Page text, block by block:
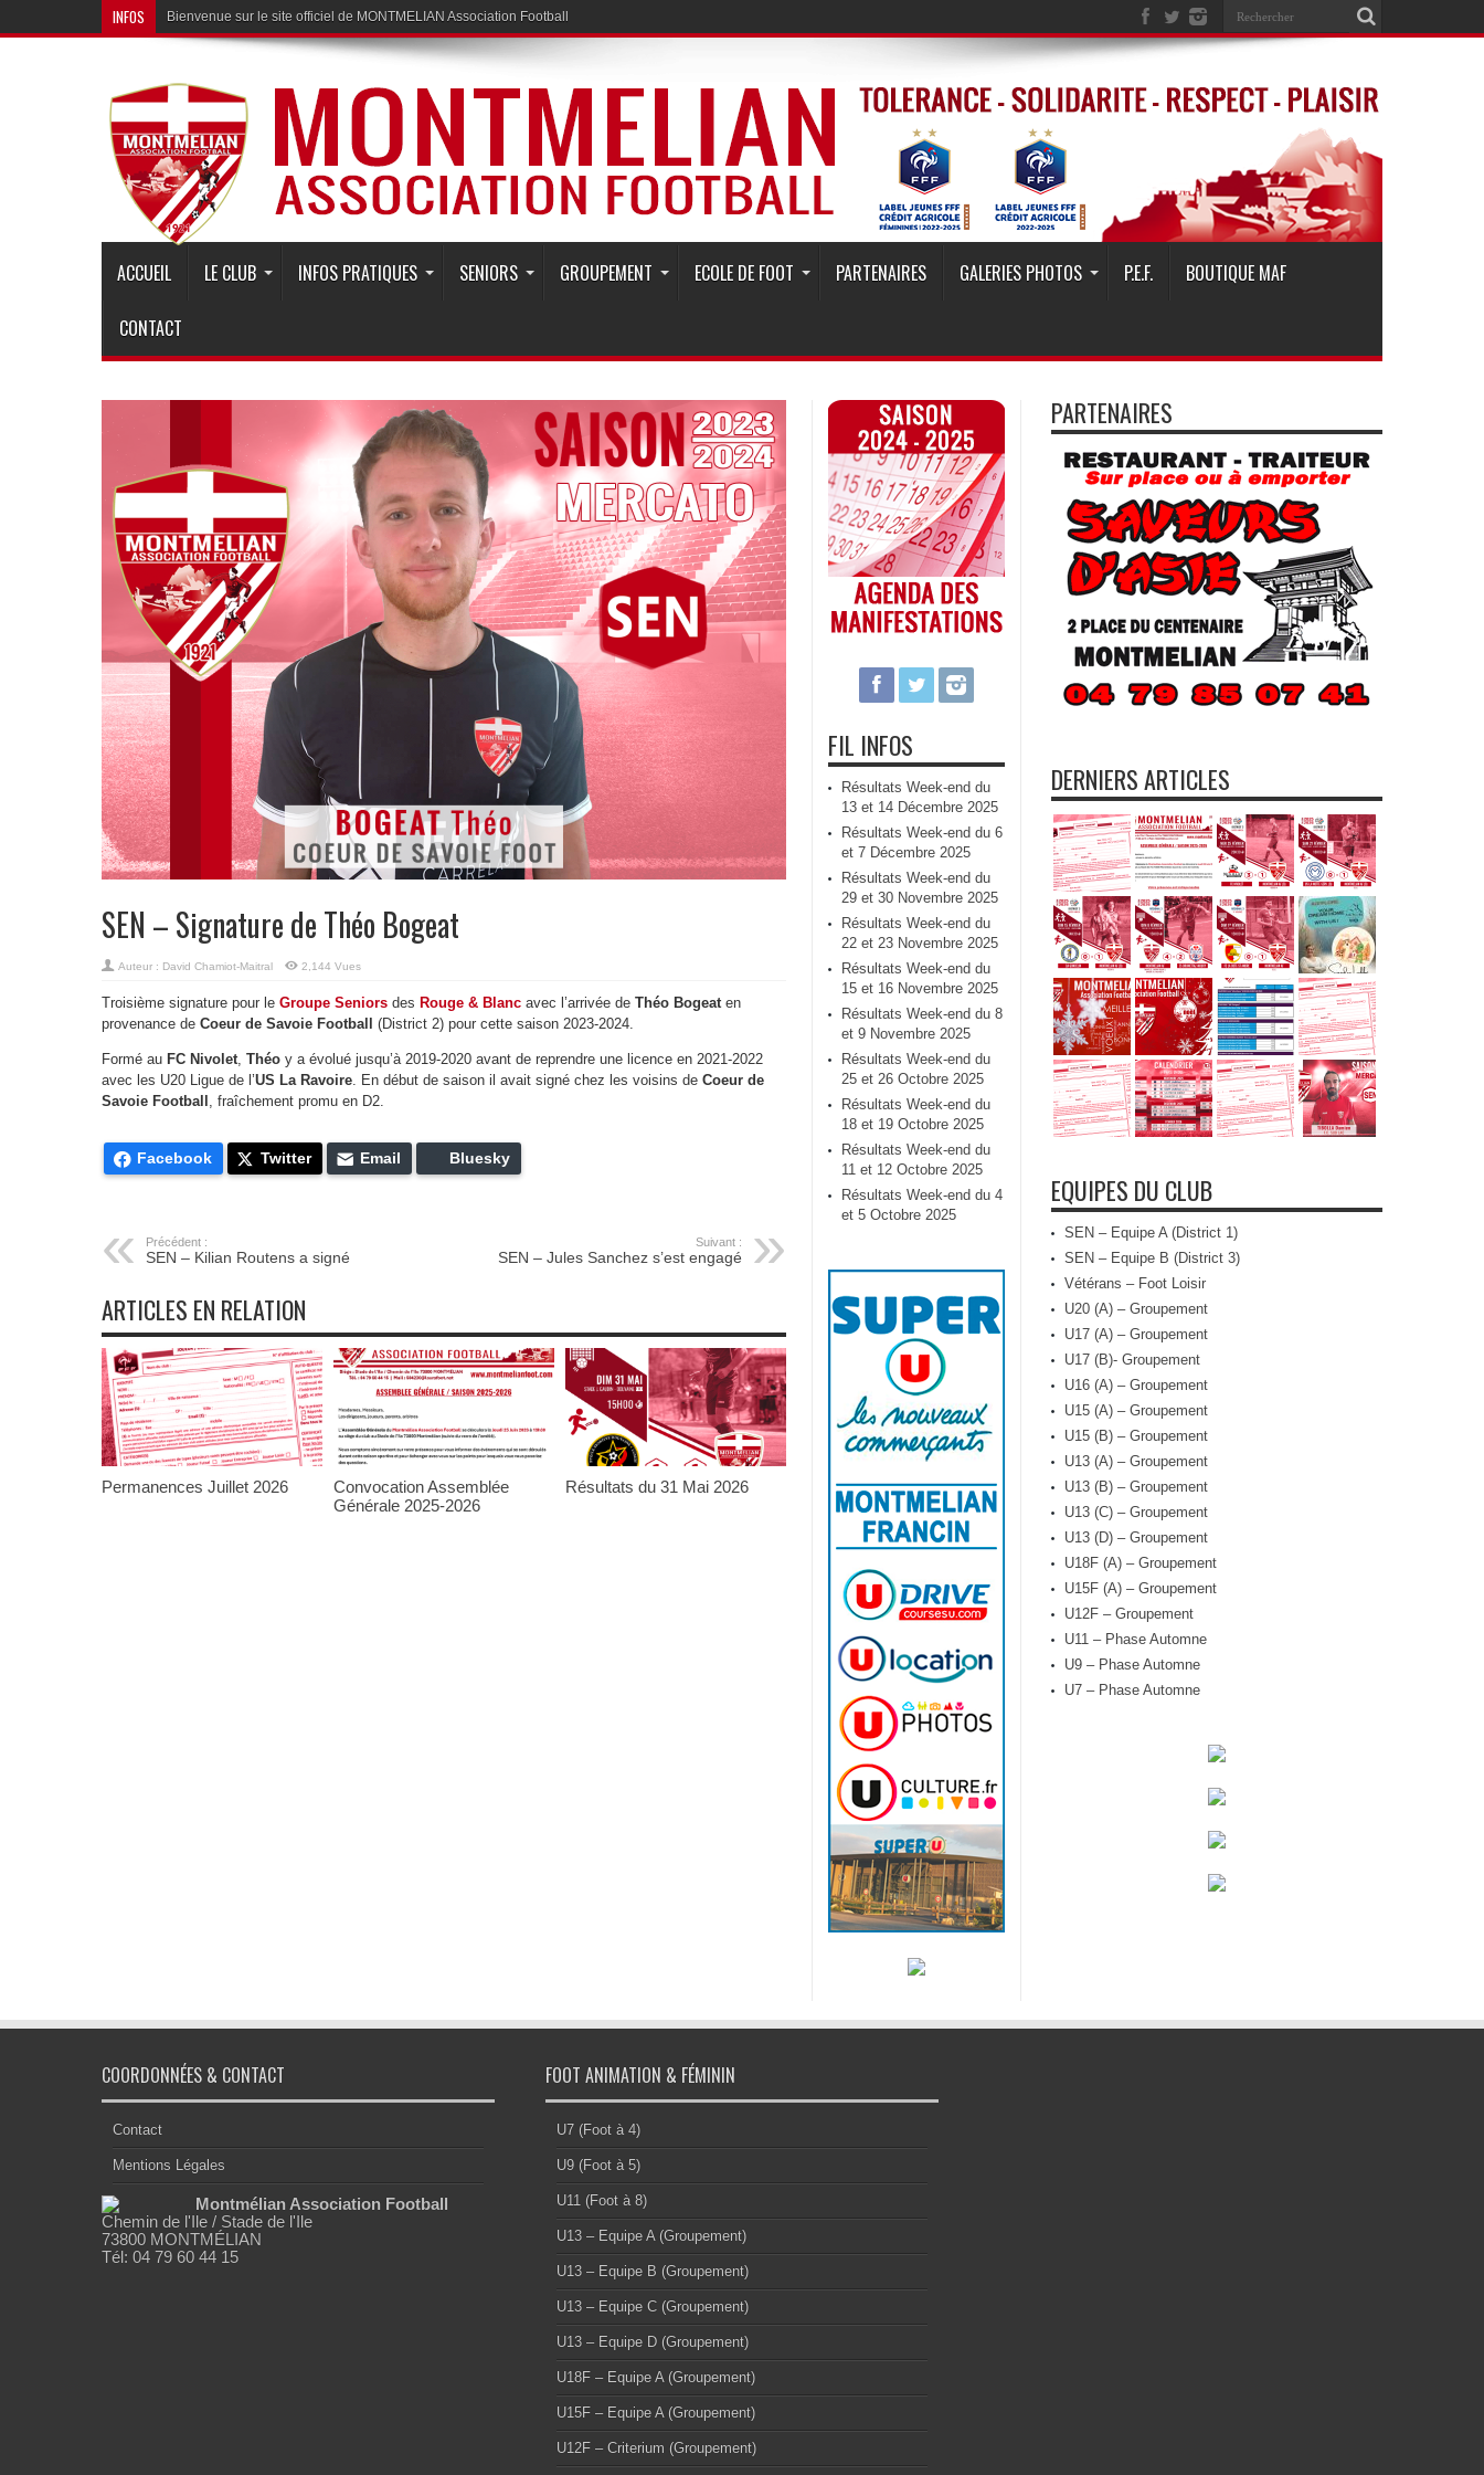
INFOS Bienvenue sur le site officiel de MONTMELIAN Association Football
ACCUEIL LE CLUB INFOS PRATIQUES SENIORS GROUPEMENT ECOLE DE FOOT PARTENAIRES GALERIES PHOTOS P.E.F. BOUTIQUE MAF
CONTACT
SEN – Signature de Théo Bogeat
Auteur : David Chamiot-Maitral 2,144 Vues
Troisième signature pour le Groupe Seniors des Rouge & Blanc avec l’arrivée de Théo Bogeaten
provenance de Coeur de Savoie Football (District 2) pour cette saison 2023-2024.
Formé au FC Nivolet, Théo y a évolué jusqu’à 2019-2020 avant de reprendre une licence en 2021-2022
avec les U20 Ligue de l’US La Ravoire. En début de saison il avait signé chez les voisins de Coeur de
Savoie Football , fraîchement promu en D2.
Facebook Twitter Email Bluesky
Précédent :
SEN – Kilian Routens a signé
Suivant :
SEN – Jules Sanchez s’est engagé
ARTICLES EN RELATION
Permanences Juillet 2026
Convocation Assemblée
Générale 2025-2026
Résultats du 31 Mai 2026
FIL INFOS
Résultats Week-end du
13 et 14 Décembre 2025
Résultats Week-end du 6
et 7 Décembre 2025
Résultats Week-end du
29 et 30 Novembre 2025
Résultats Week-end du
22 et 23 Novembre 2025
Résultats Week-end du
15 et 16 Novembre 2025
Résultats Week-end du 8
et 9 Novembre 2025
Résultats Week-end du
25 et 26 Octobre 2025
Résultats Week-end du
18 et 19 Octobre 2025
Résultats Week-end du
11 et 12 Octobre 2025
Résultats Week-end du 4
et 5 Octobre 2025
PARTENAIRES
DERNIERS ARTICLES
EQUIPES DU CLUB
SEN – Equipe A (District 1)
SEN – Equipe B (District 3)
Vétérans – Foot Loisir
U20 (A) – Groupement
U17 (A) – Groupement
U17 (B)- Groupement
U16 (A) – Groupement
U15 (A) – Groupement
U15 (B) – Groupement
U13 (A) – Groupement
U13 (B) – Groupement
U13 (C) – Groupement
U13 (D) – Groupement
U18F (A) – Groupement
U15F (A) – Groupement
U12F – Groupement
U11 – Phase Automne
U9 – Phase Automne
U7 – Phase Automne
COORDONNÉES & CONTACT
Contact
Mentions Légales
Montmélian Association Football
Chemin de l'Ile / Stade de l'Ile
73800 MONTMÉLIAN
Tél: 04 79 60 44 15
FOOT ANIMATION & FÉMININ
U7 (Foot à 4)
U9 (Foot à 5)
U11 (Foot à 8)
U13 – Equipe A (Groupement)
U13 – Equipe B (Groupement)
U13 – Equipe C (Groupement)
U13 – Equipe D (Groupement)
U18F – Equipe A (Groupement)
U15F – Equipe A (Groupement)
U12F – Criterium (Groupement)